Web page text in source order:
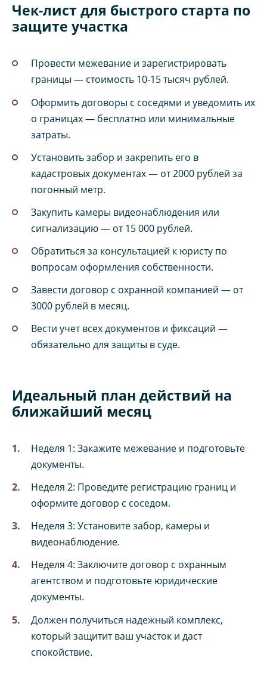
Чек-лист для быстрого старта по
защите участка
Провести межевание и зарегистрировать
границы — стоимость 10-15 тысяч рублей.
Оформить договоры с соседями и уведомить их
о границах — бесплатно или минимальные
затраты.
Установить забор и закрепить его в
кадастровых документах — от 2000 рублей за
погонный метр.
Закупить камеры видеонаблюдения или
сигнализацию — от 15 000 рублей.
Обратиться за консультацией к юристу по
вопросам оформления собственности.
Завести договор с охранной компанией — от
3000 рублей в месяц.
Вести учет всех документов и фиксаций —
обязательно для защиты в суде.
Идеальный план действий на
ближайший месяц
Неделя 1: Закажите межевание и подготовьте
документы.
Неделя 2: Проведите регистрацию границ и
оформите договор с соседом.
Неделя 3: Установите забор, камеры и
видеонаблюдение.
Неделя 4: Заключите договор с охранным
агентством и подготовьте юридические
документы.
Должен получиться надежный комплекс,
который защитит ваш участок и даст
спокойствие.